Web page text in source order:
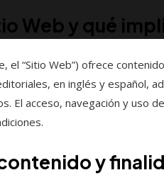
Web y qué
el “Sitio Web”) ofrece
en inglés y español,
El acceso, navegación y uso
y